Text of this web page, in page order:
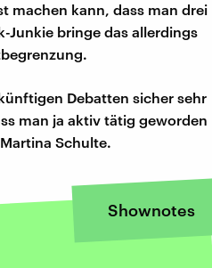
machen kann, dass man drei
Junkie bringe das allerdings
Debatten sicher sehr
man ja aktiv tätig geworden
Schulte.
Shownotes